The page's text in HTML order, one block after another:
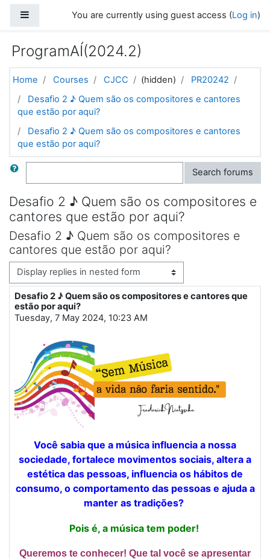
Side panelYou are currently using guest access (Log in)
ProgramAÍ(2024.2)
Home Courses CJCC (hidden)
PR20242
Desafio 2 ♪ Quem são os compositores e cantores
que estão por aqui?
Desafio 2 ♪ Quem são os compositores e cantores
que estão por aqui?
Search Search forums
Desafio 2 ♪ Quem são os compositores e
cantores que estão por aqui?
Desafio 2 ♪ Quem são os compositores e
cantores que estão por aqui?
Display mode
Desafio 2 ♪ Quem são os compositores e cantores que
estão por aqui?
Tuesday, 7 May 2024, 10:23 AM
Number of replies: 9
Você sabia que a música influencia a nossa
sociedade, fortalece movimentos sociais, altera a
estética das pessoas, influencia os hábitos de
consumo, o comportamento das pessoas e ajuda a
manter as tradições?
Pois é, a música tem poder!
Queremos te conhecer! Que tal você se apresentar